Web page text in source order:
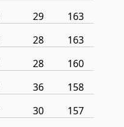
29
163
28
163
28
160
36
158
30
157